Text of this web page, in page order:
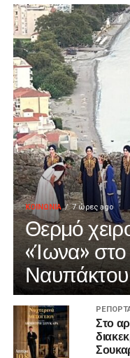
ΚΟΙΝΩΝΙΑ 7 ώρες ago
Θερμό
«Ίωνα»
Ναυπάκτου
Στο